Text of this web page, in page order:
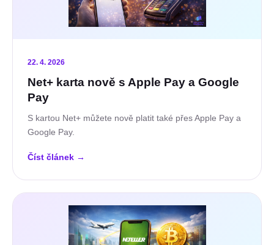
22. 4. 2026
Net+ karta nově s Apple Pay a Google
Pay
S kartou Net+ můžete nově platit také přes Apple Pay a
Google Pay.
Číst článek →